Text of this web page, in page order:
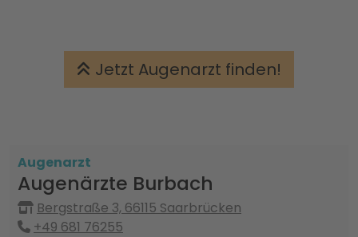
Jetzt Augenarzt finden!
Augenarzt
Augenärzte Burbach
Bergstraße 3, 66115 Saarbrücken
+49 681 76255